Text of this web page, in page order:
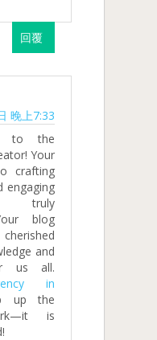
回覆
晚上7:33
to the
Your
crafting
engaging
truly
blog
and
us all.
in
up the
is